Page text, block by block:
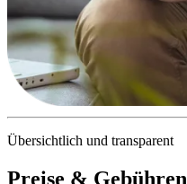
Übersichtlich und transparent
Preise & Gebühren